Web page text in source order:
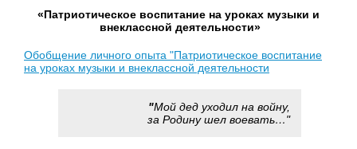
«Патриотическое воспитание на уроках музыки и
внеклассной деятельности»
Обобщение личного опыта "Патриотическое воспитание
на уроках музыки и внеклассной деятельности
"Мой дед уходил на войну,
за Родину шел воевать…"